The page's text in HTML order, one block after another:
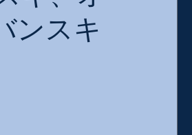
ンスキ